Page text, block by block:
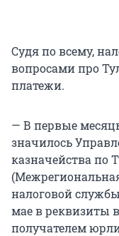
Судя по всему,
вопросами про
платежи.
— В первые
значилось
казначейства по
налоговой
мае в реквизиты
получателем